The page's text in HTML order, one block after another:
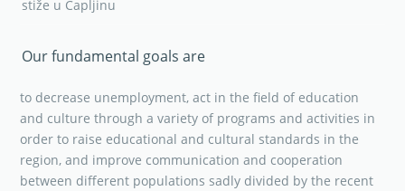
stiže u Čapljinu
Our fundamental goals are
to decrease unemployment, act in the field of education
and culture through a variety of programs and activities in
order to raise educational and cultural standards in the
region, and improve communication and cooperation
between different populations sadly divided by the recent